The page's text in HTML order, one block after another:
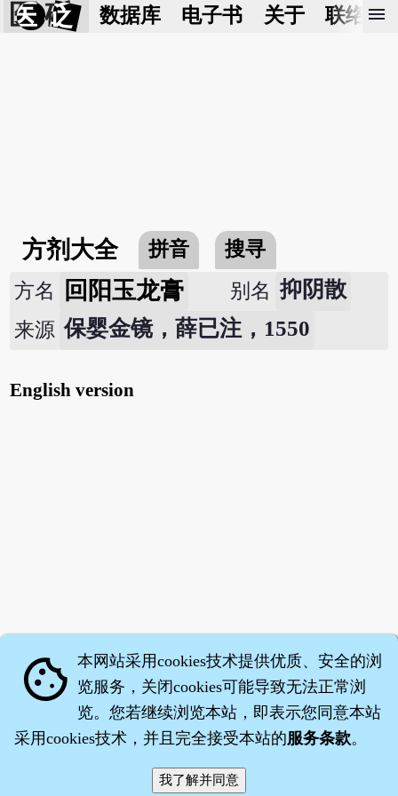
医 砭 数据库 电子书 关于 联络我
menu
方剂大全 拼音
搜寻
方名
回阳玉龙膏 别名 抑阴散
来源 保婴金镜，薛已注，1550
English version
·沈药子©2008～2026
cookie 本网站采用cookies技术提供优质、安全的浏
览服务，关闭cookies可能导致无法正常浏
览。您若继续浏览本站，即表示您同意本站
采用cookies技术，并且完全接受本站的服务条款。